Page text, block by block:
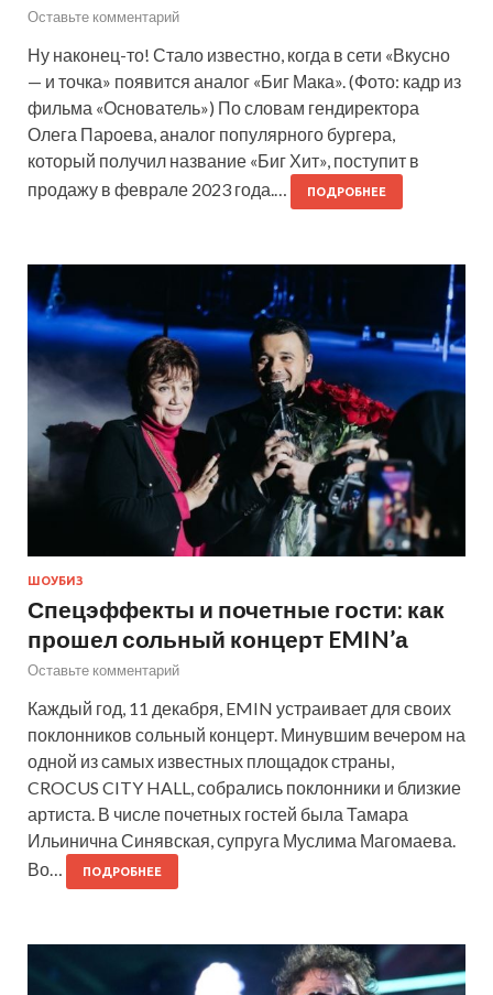
Оставьте комментарий
Ну наконец-то! Стало известно, когда в сети «Вкусно
— и точка» появится аналог «Биг Мака». (Фото: кадр из
фильма «Основатель») По словам гендиректора
Олега Пароева, аналог популярного бургера,
который получил название «Биг Хит», поступит в
продажу в феврале 2023 года.…
ПОДРОБНЕЕ
ШОУБИЗ
Спецэффекты и почетные гости: как
прошел сольный концерт EMIN’а
Оставьте комментарий
Каждый год, 11 декабря, EMIN устраивает для своих
поклонников сольный концерт. Минувшим вечером на
одной из самых известных площадок страны,
CROCUS CITY HALL, собрались поклонники и близкие
артиста. В числе почетных гостей была Тамара
Ильинична Синявская, супруга Муслима Магомаева.
Во…
ПОДРОБНЕЕ